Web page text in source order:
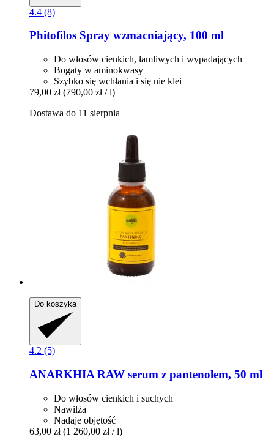
4.4 (8)
Phitofilos Spray wzmacniający, 100 ml
Do włosów cienkich, łamliwych i wypadających
Bogaty w aminokwasy
Szybko się wchłania i się nie klei
79,00 zł (790,00 zł / l)
Dostawa do 11 sierpnia
Do koszyka
4.2 (5)
ANARKHIA RAW serum z pantenolem, 50 ml
Do włosów cienkich i suchych
Nawilża
Nadaje objętość
63,00 zł (1 260,00 zł / l)